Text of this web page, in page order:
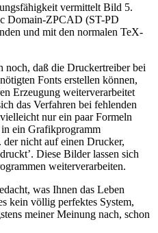
vermittelt Bild 5.
Domain-ZPCAD (ST-PD
und mit den normalen TeX-
noch, daß die Druckertreiber bei
Fonts erstellen können,
Erzeugung weiterverarbeitet
das Verfahren bei fehlenden
nur ein paar Formeln
in ein Grafikprogramm
nicht auf einen Drucker,
Diese Bilder lassen sich
weiterverarbeiten.
was Ihnen das Leben
kein völlig perfektes System,
meiner Meinung nach, schon